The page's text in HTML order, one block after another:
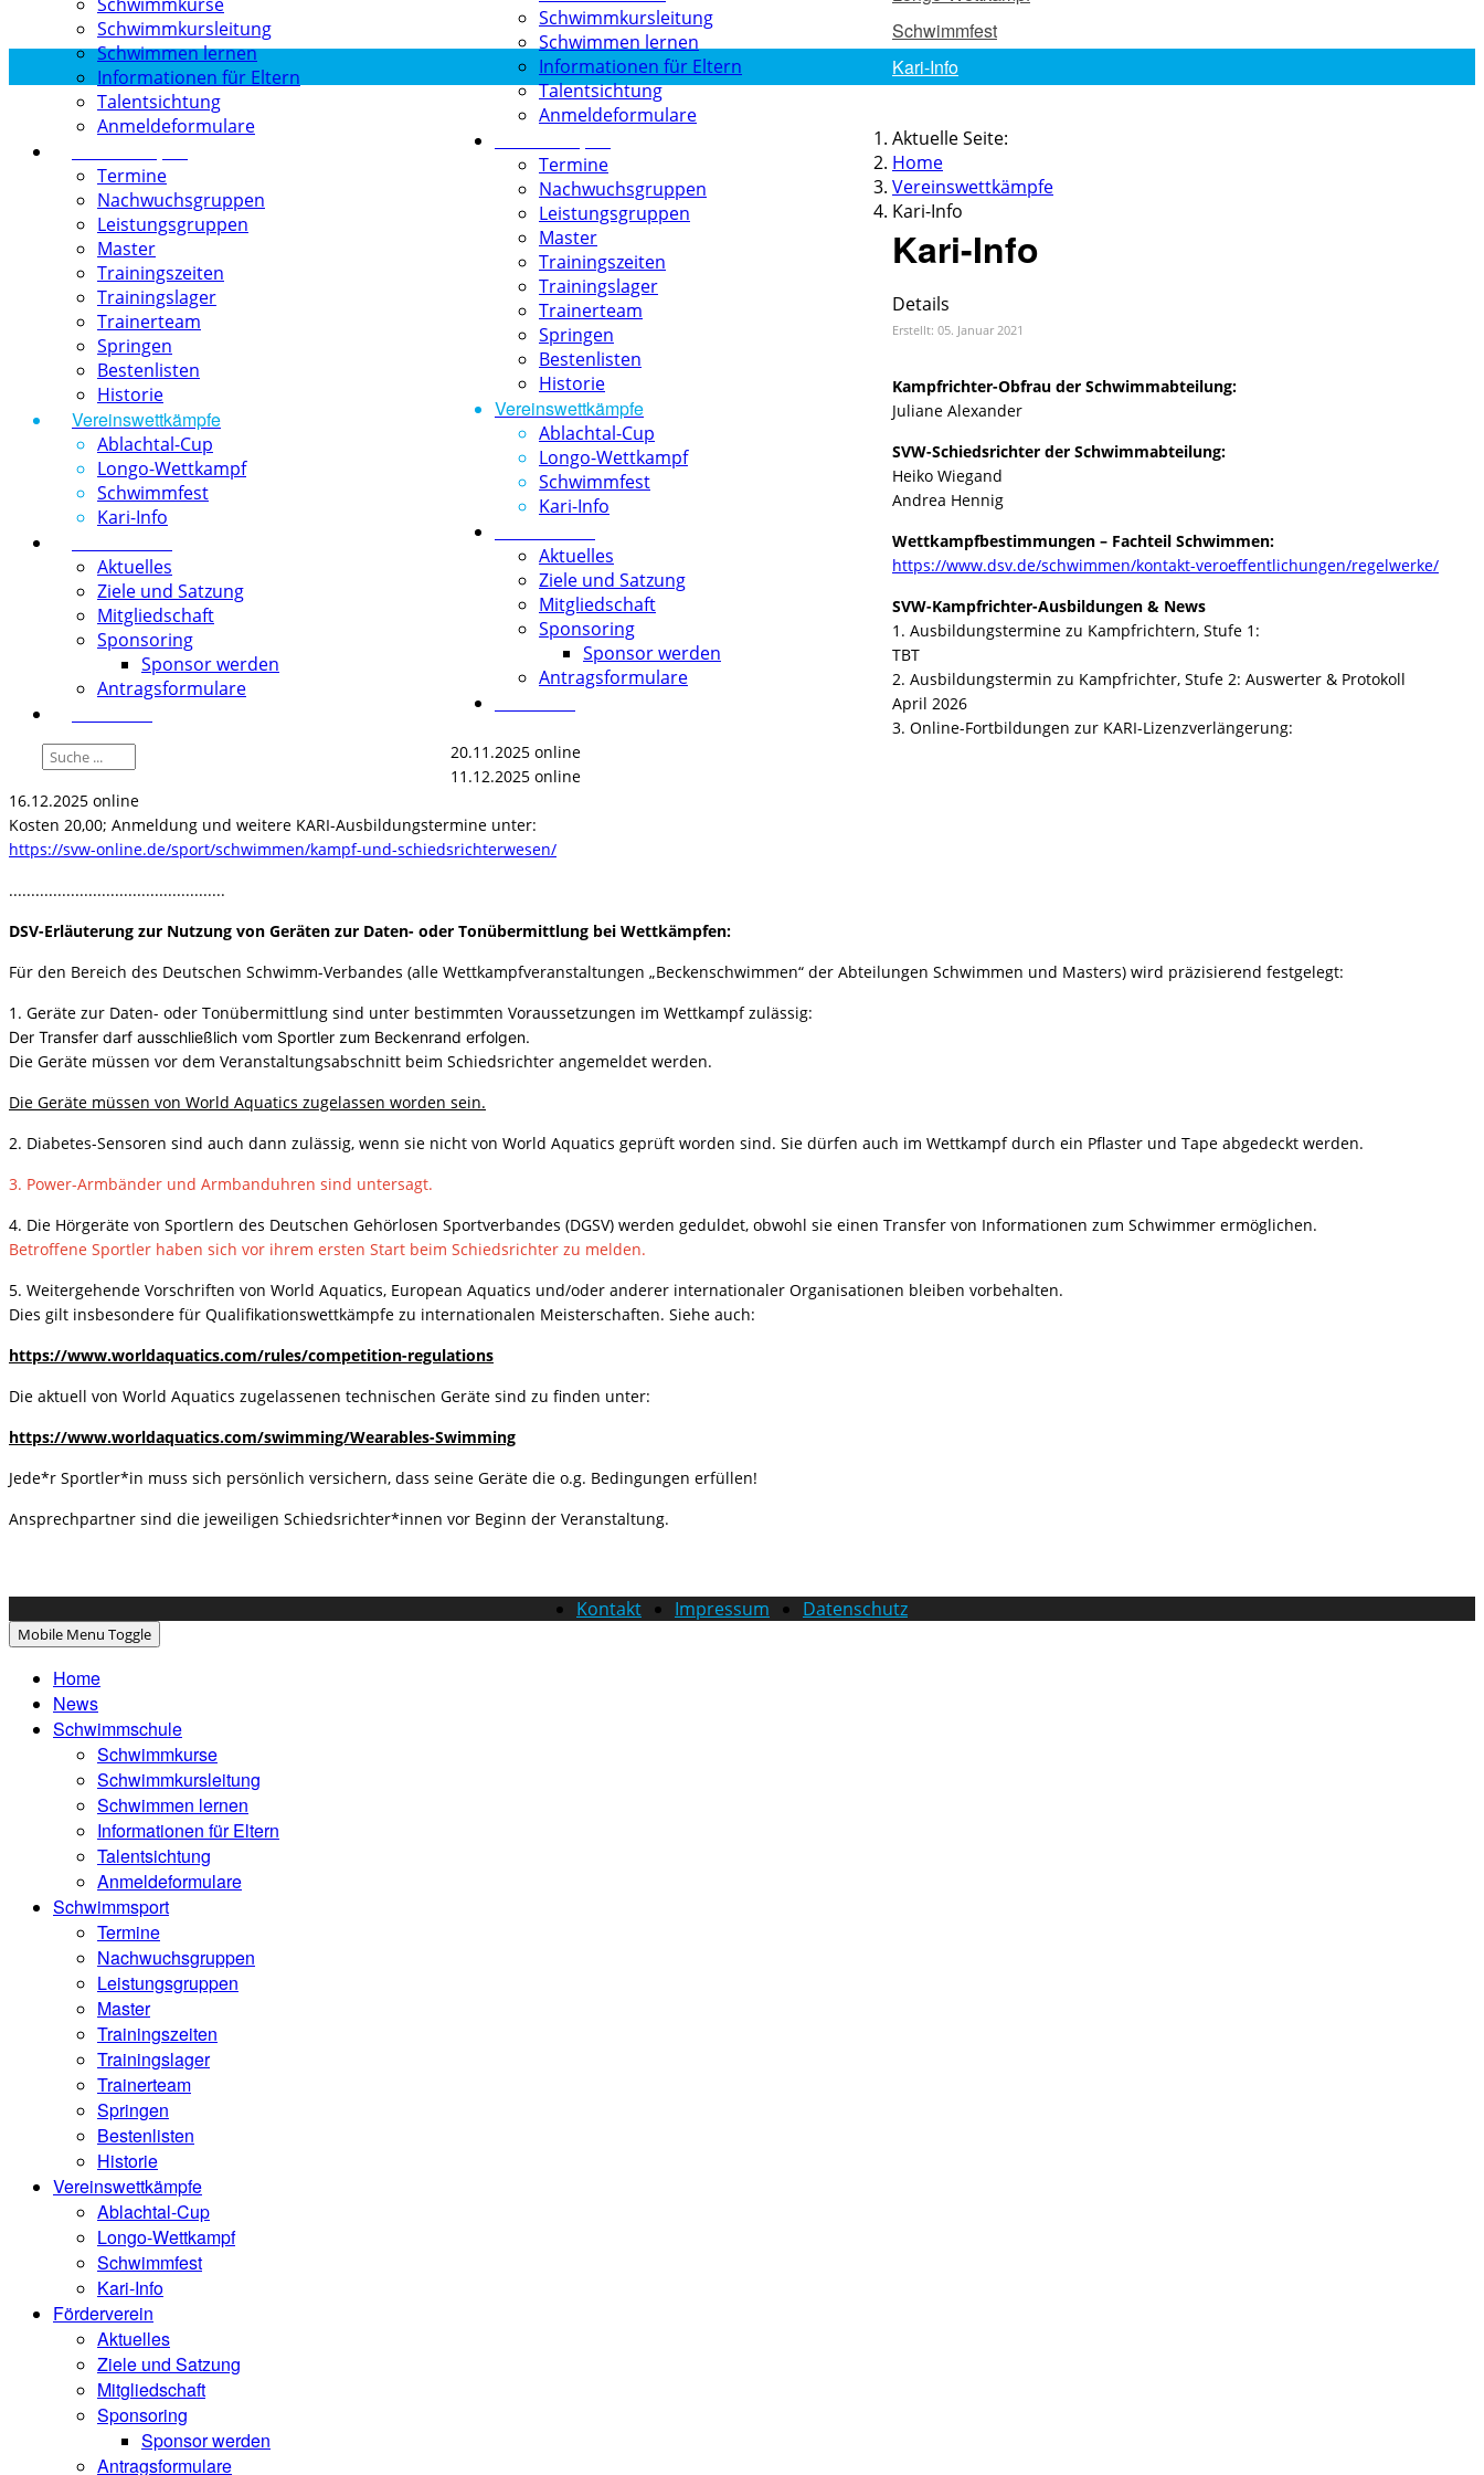
Schwimmkursleitung
Schwimmen lernen
Informationen für Eltern
Talentsichtung
Anmeldeformulare
Termine
Nachwuchsgruppen
Leistungsgruppen
Master
Trainingszeiten
Trainingslager
Trainerteam
Springen
Bestenlisten
Historie
Vereinswettkämpfe
Ablachtal-Cup
Longo-Wettkampf
Schwimmfest
Kari-Info
Aktuelles
Ziele und Satzung
Mitgliedschaft
Sponsoring
Sponsor werden
Antragsformulare
Schwimmkursleitung
Schwimmen lernen
Informationen für Eltern
Talentsichtung
Anmeldeformulare
Termine
Nachwuchsgruppen
Leistungsgruppen
Master
Trainingszeiten
Trainingslager
Trainerteam
Springen
Bestenlisten
Historie
Vereinswettkämpfe
Ablachtal-Cup
Longo-Wettkampf
Schwimmfest
Kari-Info
Aktuelles
Ziele und Satzung
Mitgliedschaft
Sponsoring
Sponsor werden
Antragsformulare
Schwimmfest
Kari-Info
Aktuelle Seite:
Home
Vereinswettkämpfe
Kari-Info
Kari-Info
Details
Erstellt: 05. Januar 2021
Kampfrichter-Obfrau der Schwimmabteilung:
Juliane Alexander
SVW-Schiedsrichter der Schwimmabteilung:
Heiko Wiegand
Andrea Hennig
Wettkampfbestimmungen – Fachteil Schwimmen:
https://www.dsv.de/schwimmen/kontakt-veroeffentlichungen/regelwerke/
SVW-Kampfrichter-Ausbildungen & News
1. Ausbildungstermine zu Kampfrichtern, Stufe 1:
TBT
2. Ausbildungstermin zu Kampfrichter, Stufe 2: Auswerter & Protokoll
April 2026
3. Online-Fortbildungen zur KARI-Lizenzverlängerung:
20.11.2025 online
11.12.2025 online
16.12.2025 online
Kosten 20,00; Anmeldung und weitere KARI-Ausbildungstermine unter:
https://svw-online.de/sport/schwimmen/kampf-und-schiedsrichterwesen/
.................................................
DSV-Erläuterung zur Nutzung von Geräten zur Daten- oder Tonübermittlung bei Wettkämpfen:
Für den Bereich des Deutschen Schwimm-Verbandes (alle Wettkampfveranstaltungen „Beckenschwimmen“ der Abteilungen Schwimmen und Masters) wird präzisierend festgelegt:
1. Geräte zur Daten- oder Tonübermittlung sind unter bestimmten Voraussetzungen im Wettkampf zulässig:
Der Transfer darf ausschließlich vom Sportler zum Beckenrand erfolgen.
Die Geräte müssen vor dem Veranstaltungsabschnitt beim Schiedsrichter angemeldet werden.
Die Geräte müssen von World Aquatics zugelassen worden sein.
2. Diabetes-Sensoren sind auch dann zulässig, wenn sie nicht von World Aquatics geprüft worden sind. Sie dürfen auch im Wettkampf durch ein Pflaster und Tape abgedeckt werden.
3. Power-Armbänder und Armbanduhren sind untersagt.
4. Die Hörgeräte von Sportlern des Deutschen Gehörlosen Sportverbandes (DGSV) werden geduldet, obwohl sie einen Transfer von Informationen zum Schwimmer ermöglichen.
Betroffene Sportler haben sich vor ihrem ersten Start beim Schiedsrichter zu melden.
5. Weitergehende Vorschriften von World Aquatics, European Aquatics und/oder anderer internationaler Organisationen bleiben vorbehalten.
Dies gilt insbesondere für Qualifikationswettkämpfe zu internationalen Meisterschaften. Siehe auch:
https://www.worldaquatics.com/rules/competition-regulations
Die aktuell von World Aquatics zugelassenen technischen Geräte sind zu finden unter:
https://www.worldaquatics.com/swimming/Wearables-Swimming
Jede*r Sportler*in muss sich persönlich versichern, dass seine Geräte die o.g. Bedingungen erfüllen!
Ansprechpartner sind die jeweiligen Schiedsrichter*innen vor Beginn der Veranstaltung.
Kontakt Impressum Datenschutz
Mobile Menu Toggle
Home
News
Schwimmschule
Schwimmkurse
Schwimmkursleitung
Schwimmen lernen
Informationen für Eltern
Talentsichtung
Anmeldeformulare
Schwimmsport
Termine
Nachwuchsgruppen
Leistungsgruppen
Master
Trainingszeiten
Trainingslager
Trainerteam
Springen
Bestenlisten
Historie
Vereinswettkämpfe
Ablachtal-Cup
Longo-Wettkampf
Schwimmfest
Kari-Info
Förderverein
Aktuelles
Ziele und Satzung
Mitgliedschaft
Sponsoring
Sponsor werden
Antragsformulare